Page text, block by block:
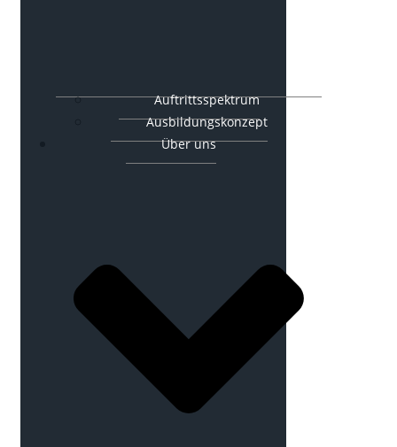
Auftrittsspektrum
Ausbildungskonzept
Über uns